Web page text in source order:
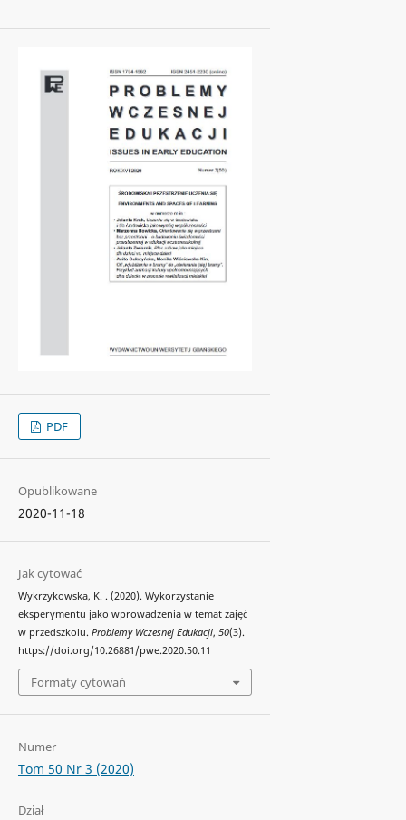
PDF
Opublikowane
2020-11-18
Jak cytować
Wykrzykowska, K. . (2020). Wykorzystanie
eksperymentu jako wprowadzenia w temat zajęć
w przedszkolu. Problemy Wczesnej Edukacji, 50(3).
https://doi.org/10.26881/pwe.2020.50.11
Formaty cytowań
Numer
Tom 50 Nr 3 (2020)
Dział